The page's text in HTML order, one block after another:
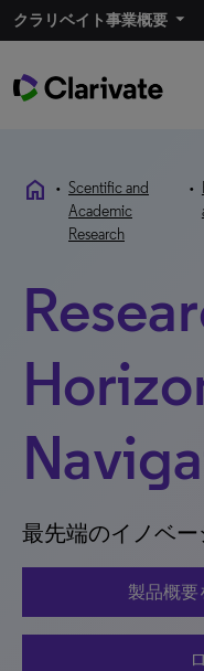
クラリベイト事業概要​
home • Scentific and
Academic
Research
•
最先端のイノベ
製品概要